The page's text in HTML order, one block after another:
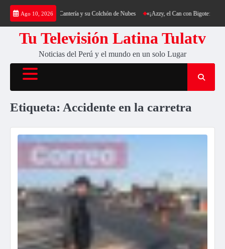
Saltar
contenido
Ago 10, 2026
Trekking al Cerro Cantería y su Colchón de Nubes «¡Azzy, el Can con Bigote: La
Tu Televisión Latina Tulatv
Noticias del Perú y el mundo en un solo Lugar
Etiqueta: Accidente en la carretra